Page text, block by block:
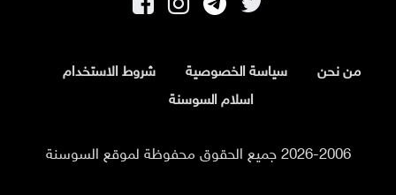
من نحن سياسة الخصوصية
شروط الاستخدام
اسلام السوسنة
2026-2006 جميع الحقوق محفوظة لموقع السوسنة